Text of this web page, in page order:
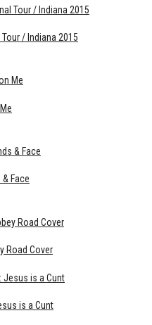
Tour / Indiana 2015
& Face
Road Cover
is a Cunt